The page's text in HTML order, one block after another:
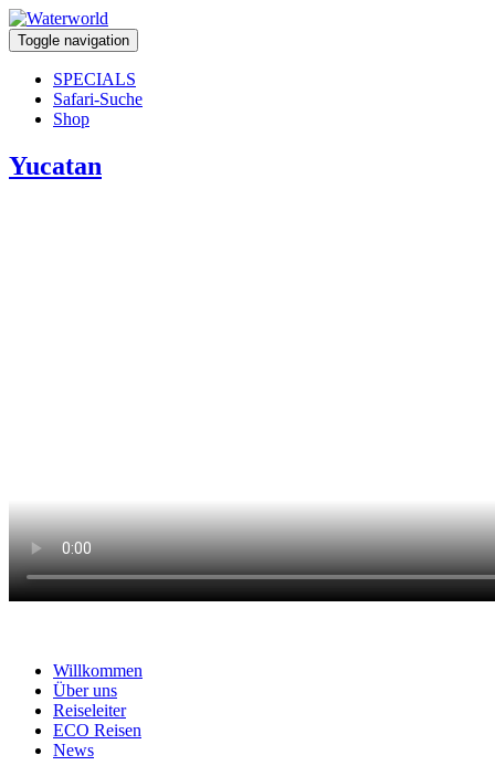
Toggle navigation
SPECIALS
Safari-Suche
Shop
Yucatan
Willkommen
Über uns
Reiseleiter
ECO Reisen
News